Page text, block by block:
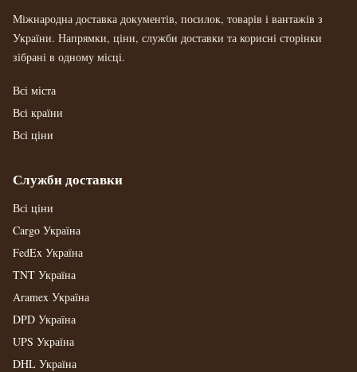
Міжнародна доставка документів, посилок, товарів і вантажів з
України. Напрямки, ціни, служби доставки та корисні сторінки
зібрані в одному місці.
Всі міста
Всі країни
Всі ціни
Служби доставки
Всі ціни
Cargo Україна
FedEx Україна
TNT Україна
Aramex Україна
DPD Україна
UPS Україна
DHL Україна